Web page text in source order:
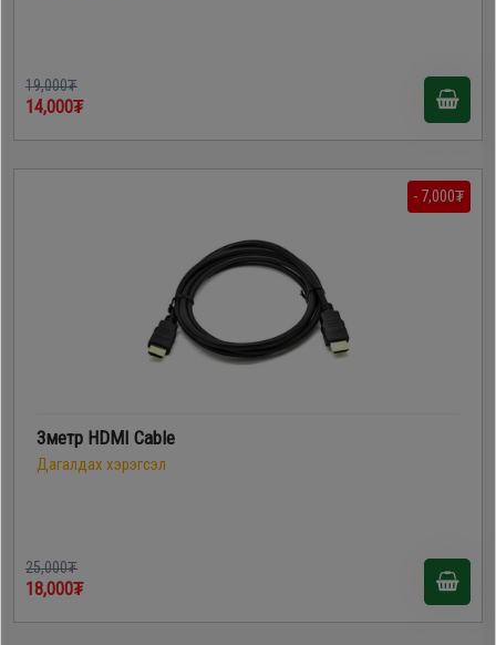
19,000₮
14,000₮
- 7,000₮
3метр HDMI Cable
Дагалдах хэрэгсэл
25,000₮
18,000₮